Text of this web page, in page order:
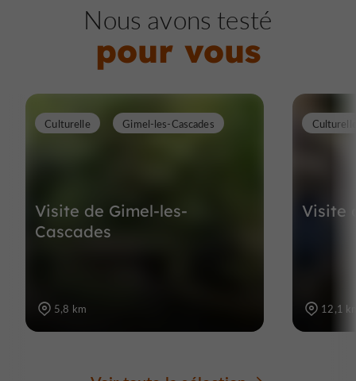
Nous avons testé
pour vous
Visite de Gimel-les-
Cascades
Culturelle Gimel-les-Cascades
5,8 km
Visite
12,1